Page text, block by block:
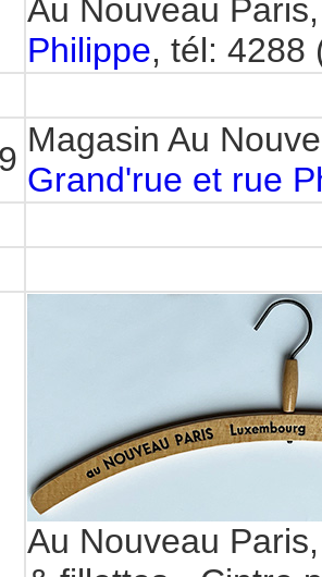
Au Nouveau
Philippe, tél: 4288
Magasin Au
Grand'rue et rue
Au Nouveau